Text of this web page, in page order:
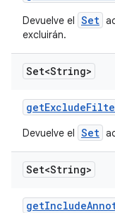
Devuelve el Set
excluirán.
Set<String>
getExclude
Devuelve el Set
Set<String>
getInclude